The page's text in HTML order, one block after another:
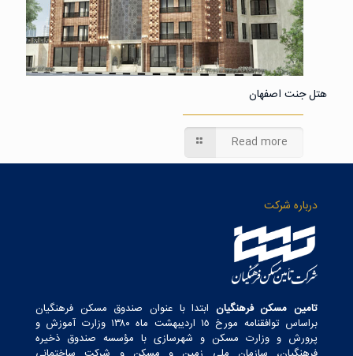
هتل جنت اصفهان
Read more
درباره شرکت
تامین مسکن فرهنگیان ابتدا با عنوان صندوق مسکن فرهنگیان
براساس توافقنامه مورخ ١٥ اردیبهشت ماه ١٣٨٠ وزارت آموزش و
پرورش و وزارت مسکن و شهرسازی با مؤسسه صندوق ذخیره